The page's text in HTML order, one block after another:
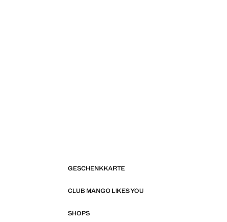
GESCHENKKARTE
CLUB MANGO LIKES YOU
SHOPS